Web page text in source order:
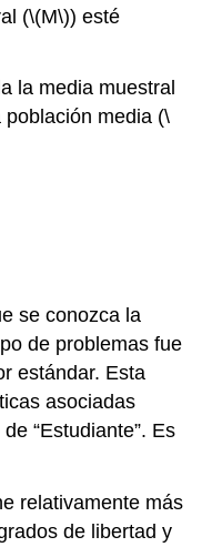
(\(M\)) esté
la media muestral
población media (\
se conozca la
de problemas fue
estándar. Esta
asociadas
“Estudiante”. Es
relativamente más
de libertad y